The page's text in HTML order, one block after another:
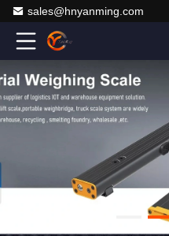
sales@hnyanming.com